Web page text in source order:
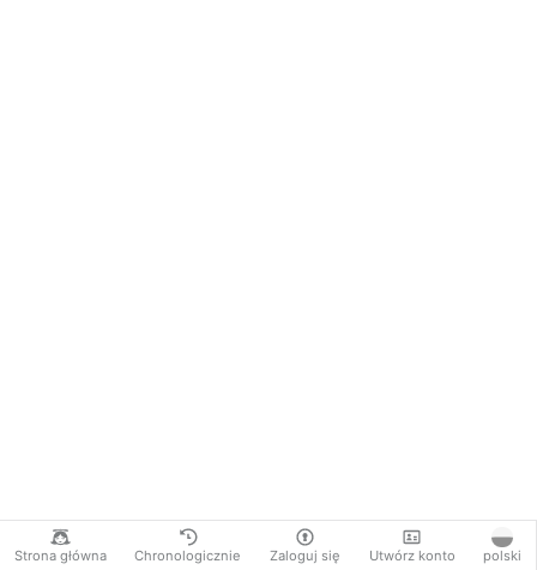
Strona główna Chronologicznie Zaloguj się Utwórz konto polski